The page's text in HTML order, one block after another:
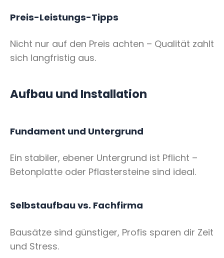
Preis-Leistungs-Tipps
Nicht nur auf den Preis achten – Qualität zahlt
sich langfristig aus.
Aufbau und Installation
Fundament und Untergrund
Ein stabiler, ebener Untergrund ist Pflicht –
Betonplatte oder Pflastersteine sind ideal.
Selbstaufbau vs. Fachfirma
Bausätze sind günstiger, Profis sparen dir Zeit
und Stress.